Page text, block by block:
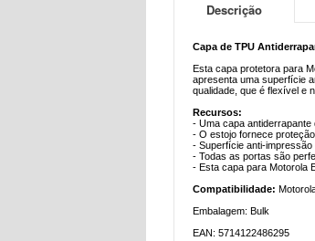
Descrição
Capa de TPU
Esta capa protetora para
apresenta uma superfície
qualidade, que é flexível e
Recursos:
- Uma capa antiderrapante
- O estojo fornece
- Superfície anti-impressão
- Todas as portas são
- Esta capa para Motorola
Compatibilidade:
Embalagem: Bulk
EAN: 5714122486295